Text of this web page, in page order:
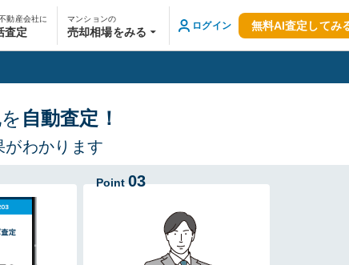
動産会社に
査定
マンションの
売却相場をみる
ログイン 無料AI査定してみ
自動査定！
がわかります
Point 03